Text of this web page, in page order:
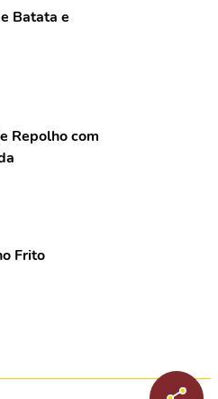
Batata e
Repolho com
Frito